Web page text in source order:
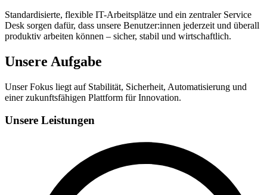
Standardisierte, flexible IT-Arbeitsplätze und ein zentraler Service
Desk sorgen dafür, dass unsere Benutzer:innen jederzeit und überall
produktiv arbeiten können – sicher, stabil und wirtschaftlich.
Unsere Aufgabe
Unser Fokus liegt auf Stabilität, Sicherheit, Automatisierung und
einer zukunftsfähigen Plattform für Innovation.
Unsere Leistungen